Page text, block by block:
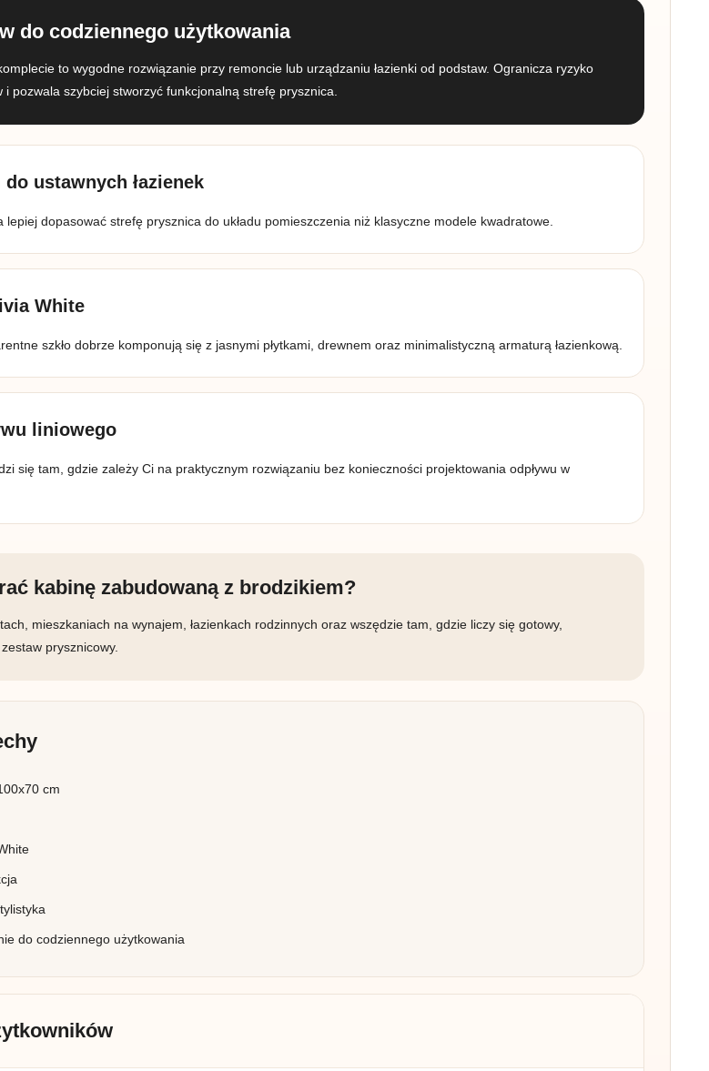
do codziennego użytkowania
to wygodne rozwiązanie przy remoncie lub urządzaniu łazienki od podstaw. Ogranicza ryzyko
pozwala szybciej stworzyć funkcjonalną strefę prysznica.
ustawnych łazienek
lepiej dopasować strefę prysznica do układu pomieszczenia niż klasyczne modele kwadratowe.
White
szkło dobrze komponują się z jasnymi płytkami, drewnem oraz minimalistyczną armaturą łazienkową.
liniowego
się tam, gdzie zależy Ci na praktycznym rozwiązaniu bez konieczności projektowania odpływu w
kabinę zabudowaną z brodzikiem?
mieszkaniach na wynajem, łazienkach rodzinnych oraz wszędzie tam, gdzie liczy się gotowy,
prysznicowy.
cm
do codziennego użytkowania